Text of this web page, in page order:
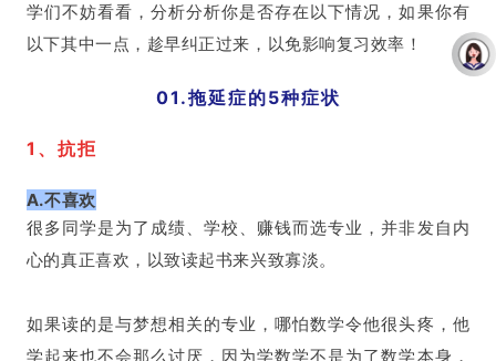
学们不妨看看，分析分析你是否存在以下情况，如果你有
以下其中一点，趁早纠正过来，以免影响复习效率！
01.拖延症的5种症状
1、抗拒
A.不喜欢
很多同学是为了成绩、学校、赚钱而选专业，并非发自内
心的真正喜欢，以致读起书来兴致寡淡。
如果读的是与梦想相关的专业，哪怕数学令他很头疼，他
学起来也不会那么讨厌，因为学数学不是为了数学本身，